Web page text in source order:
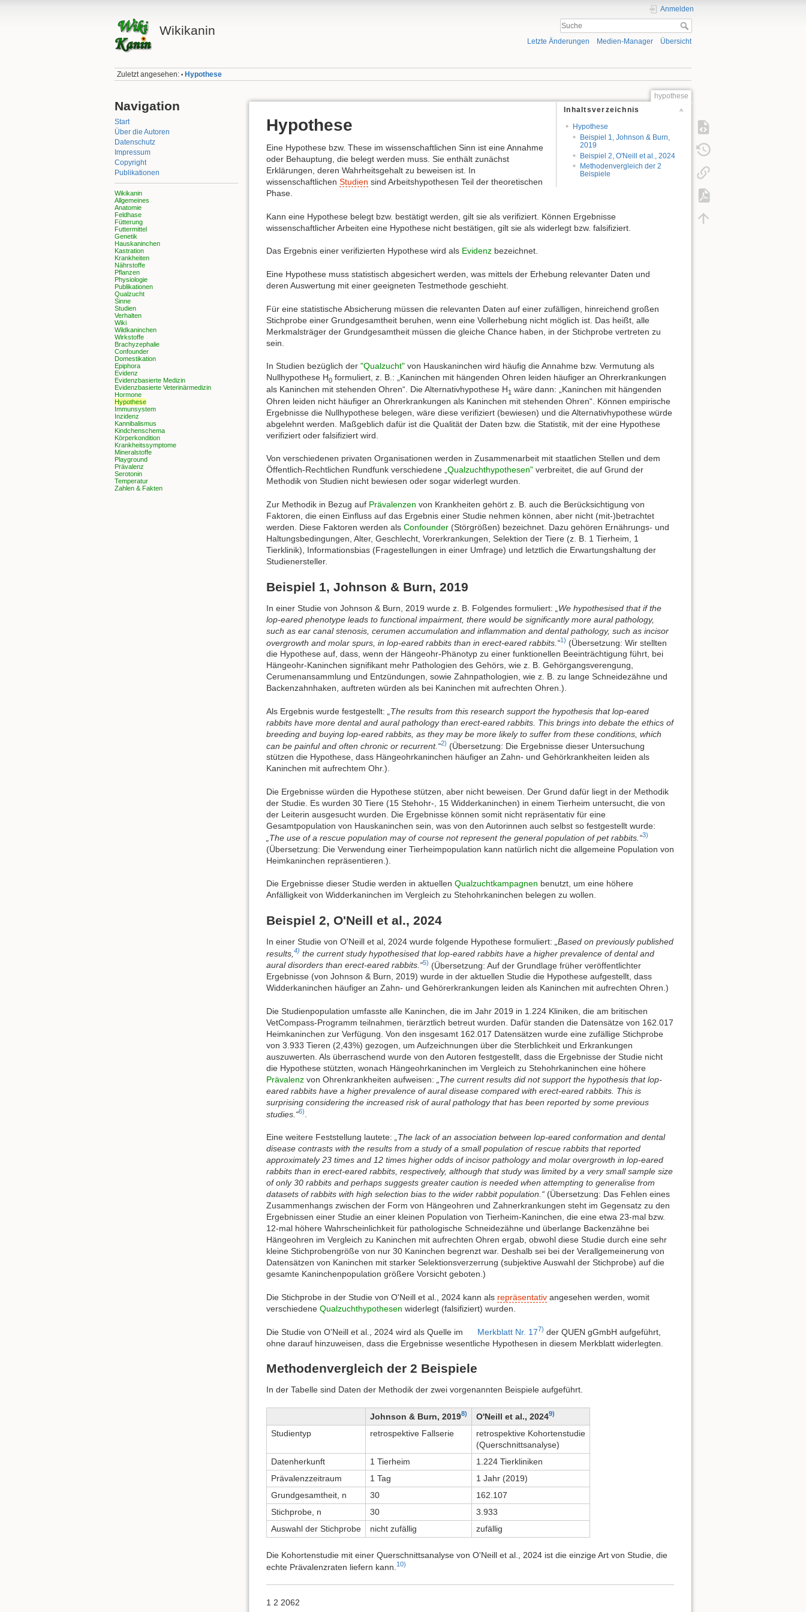
Wikikanin
Anmelden
Letzte Änderungen Medien-Manager Übersicht
Zuletzt angesehen: • Hypothese
Navigation
Start
Über die Autoren
Datenschutz
Impressum
Copyright
Publikationen
Wikikanin
Allgemeines
Anatomie
Feldhase
Fütterung
Futtermittel
Genetik
Hauskaninchen
Kastration
Krankheiten
Nährstoffe
Pflanzen
Physiologie
Publikationen
Qualzucht
Sinne
Studien
Verhalten
Wiki
Wildkaninchen
Wirkstoffe
Brachyzephalie
Confounder
Domestikation
Epiphora
Evidenz
Evidenzbasierte Medizin
Evidenzbasierte Veterinärmedizin
Hormone
Hypothese
Immunsystem
Inzidenz
Kannibalismus
Kindchenschema
Körperkondition
Krankheitssymptome
Mineralstoffe
Playground
Prävalenz
Serotonin
Temperatur
Zahlen & Fakten
hypothese
Inhaltsverzeichnis
Hypothese
Beispiel 1, Johnson & Burn,
2019
Beispiel 2, O'Neill et al., 2024
Methodenvergleich der 2
Beispiele
Hypothese
Eine Hypothese bzw. These im wissenschaftlichen Sinn ist eine Annahme
oder Behauptung, die belegt werden muss. Sie enthält zunächst
Erklärungen, deren Wahrheitsgehalt zu beweisen ist. In
wissenschaftlichen Studien sind Arbeitshypothesen Teil der theoretischen
Phase.
Kann eine Hypothese belegt bzw. bestätigt werden, gilt sie als verifiziert. Können Ergebnisse
wissenschaftlicher Arbeiten eine Hypothese nicht bestätigen, gilt sie als widerlegt bzw. falsifiziert.
Das Ergebnis einer verifizierten Hypothese wird als Evidenz bezeichnet.
Eine Hypothese muss statistisch abgesichert werden, was mittels der Erhebung relevanter Daten und
deren Auswertung mit einer geeigneten Testmethode geschieht.
Für eine statistische Absicherung müssen die relevanten Daten auf einer zufälligen, hinreichend großen
Stichprobe einer Grundgesamtheit beruhen, wenn eine Vollerhebung nicht möglich ist. Das heißt, alle
Merkmalsträger der Grundgesamtheit müssen die gleiche Chance haben, in der Stichprobe vertreten zu
sein.
In Studien bezüglich der "Qualzucht" von Hauskaninchen wird häufig die Annahme bzw. Vermutung als
Nullhypothese H0 formuliert, z. B.: „Kaninchen mit hängenden Ohren leiden häufiger an Ohrerkrankungen
als Kaninchen mit stehenden Ohren“. Die Alternativhypothese H1 wäre dann: „Kaninchen mit hängenden
Ohren leiden nicht häufiger an Ohrerkrankungen als Kaninchen mit stehenden Ohren“. Können empirische
Ergebnisse die Nullhypothese belegen, wäre diese verifiziert (bewiesen) und die Alternativhypothese würde
abgelehnt werden. Maßgeblich dafür ist die Qualität der Daten bzw. die Statistik, mit der eine Hypothese
verifiziert oder falsifiziert wird.
Von verschiedenen privaten Organisationen werden in Zusammenarbeit mit staatlichen Stellen und dem
Öffentlich-Rechtlichen Rundfunk verschiedene „Qualzuchthypothesen" verbreitet, die auf Grund der
Methodik von Studien nicht bewiesen oder sogar widerlegt wurden.
Zur Methodik in Bezug auf Prävalenzen von Krankheiten gehört z. B. auch die Berücksichtigung von
Faktoren, die einen Einfluss auf das Ergebnis einer Studie nehmen können, aber nicht (mit-)betrachtet
werden. Diese Faktoren werden als Confounder (Störgrößen) bezeichnet. Dazu gehören Ernährungs- und
Haltungsbedingungen, Alter, Geschlecht, Vorerkrankungen, Selektion der Tiere (z. B. 1 Tierheim, 1
Tierklinik), Informationsbias (Fragestellungen in einer Umfrage) und letztlich die Erwartungshaltung der
Studienersteller.
Beispiel 1, Johnson & Burn, 2019
In einer Studie von Johnson & Burn, 2019 wurde z. B. Folgendes formuliert:
„We hypothesised that if the
lop-eared phenotype leads to functional impairment, there would be significantly more aural pathology,
such as ear canal stenosis, cerumen accumulation and inflammation and dental pathology, such as incisor
overgrowth and molar spurs, in lop-eared rabbits than in erect-eared rabbits.“1) (Übersetzung: Wir stellten
die Hypothese auf, dass, wenn der Hängeohr-Phänotyp zu einer funktionellen Beeinträchtigung führt, bei
Hängeohr-Kaninchen signifikant mehr Pathologien des Gehörs, wie z. B. Gehörgangsverengung,
Cerumenansammlung und Entzündungen, sowie Zahnpathologien, wie z. B. zu lange Schneidezähne und
Backenzahnhaken, auftreten würden als bei Kaninchen mit aufrechten Ohren.).
Als Ergebnis wurde festgestellt:
„The results from this research support the hypothesis that lop-eared
rabbits have more dental and aural pathology than erect-eared rabbits. This brings into debate the ethics of
breeding and buying lop-eared rabbits, as they may be more likely to suffer from these conditions, which
can be painful and often chronic or recurrent.“2) (Übersetzung: Die Ergebnisse dieser Untersuchung
stützen die Hypothese, dass Hängeohrkaninchen häufiger an Zahn- und Gehörkrankheiten leiden als
Kaninchen mit aufrechtem Ohr.).
Die Ergebnisse würden die Hypothese stützen, aber nicht beweisen. Der Grund dafür liegt in der Methodik
der Studie. Es wurden 30 Tiere (15 Stehohr-, 15 Widderkaninchen) in einem Tierheim untersucht, die von
der Leiterin ausgesucht wurden. Die Ergebnisse können somit nicht repräsentativ für eine
Gesamtpopulation von Hauskaninchen sein, was von den Autorinnen auch selbst so festgestellt wurde:
„The use of a rescue population may of course not represent the general population of pet rabbits.“3)
(Übersetzung: Die Verwendung einer Tierheimpopulation kann natürlich nicht die allgemeine Population von
Heimkaninchen repräsentieren.).
Die Ergebnisse dieser Studie werden in aktuellen Qualzuchtkampagnen benutzt, um eine höhere
Anfälligkeit von Widderkaninchen im Vergleich zu Stehohrkaninchen belegen zu wollen.
Beispiel 2, O'Neill et al., 2024
In einer Studie von O'Neill et al, 2024 wurde folgende Hypothese formuliert:
„Based on previously published
results, 4) the current study hypothesised that lop-eared rabbits have a higher prevalence of dental and
aural disorders than erect-eared rabbits.“5) (Übersetzung: Auf der Grundlage früher veröffentlichter
Ergebnisse (von Johnson & Burn, 2019) wurde in der aktuellen Studie die Hypothese aufgestellt, dass
Widderkaninchen häufiger an Zahn- und Gehörerkrankungen leiden als Kaninchen mit aufrechten Ohren.)
Die Studienpopulation umfasste alle Kaninchen, die im Jahr 2019 in 1.224 Kliniken, die am britischen
VetCompass-Programm teilnahmen, tierärztlich betreut wurden. Dafür standen die Datensätze von 162.017
Heimkaninchen zur Verfügung. Von den insgesamt 162.017 Datensätzen wurde eine zufällige Stichprobe
von 3.933 Tieren (2,43%) gezogen, um Aufzeichnungen über die Sterblichkeit und Erkrankungen
auszuwerten. Als überraschend wurde von den Autoren festgestellt, dass die Ergebnisse der Studie nicht
die Hypothese stützten, wonach Hängeohrkaninchen im Vergleich zu Stehohrkaninchen eine höhere
Prävalenz von Ohrenkrankheiten aufweisen:
„The current results did not support the hypothesis that lop-
eared rabbits have a higher prevalence of aural disease compared with erect-eared rabbits. This is
surprising considering the increased risk of aural pathology that has been reported by some previous
studies.“6)
Eine weitere Feststellung lautete:
„The lack of an association between lop-eared conformation and dental
disease contrasts with the results from a study of a small population of rescue rabbits that reported
approximately 23 times and 12 times higher odds of incisor pathology and molar overgrowth in lop-eared
rabbits than in erect-eared rabbits, respectively, although that study was limited by a very small sample size
of only 30 rabbits and perhaps suggests greater caution is needed when attempting to generalise from
datasets of rabbits with high selection bias to the wider rabbit population.“ (Übersetzung: Das Fehlen eines
Zusammenhangs zwischen der Form von Hängeohren und Zahnerkrankungen steht im Gegensatz zu den
Ergebnissen einer Studie an einer kleinen Population von Tierheim-Kaninchen, die eine etwa 23-mal bzw.
12-mal höhere Wahrscheinlichkeit für pathologische Schneidezähne und überlange Backenzähne bei
Hängeohren im Vergleich zu Kaninchen mit aufrechten Ohren ergab, obwohl diese Studie durch eine sehr
kleine Stichprobengröße von nur 30 Kaninchen begrenzt war. Deshalb sei bei der Verallgemeinerung von
Datensätzen von Kaninchen mit starker Selektionsverzerrung (subjektive Auswahl der Stichprobe) auf die
gesamte Kaninchenpopulation größere Vorsicht geboten.)
Die Stichprobe in der Studie von O'Neill et al., 2024 kann als repräsentativ angesehen werden, womit
verschiedene Qualzuchthypothesen widerlegt (falsifiziert) wurden.
Die Studie von O'Neill et al., 2024 wird als Quelle im Merkblatt Nr. 177) der QUEN gGmbH aufgeführt,
ohne darauf hinzuweisen, dass die Ergebnisse wesentliche Hypothesen in diesem Merkblatt widerlegten.
Methodenvergleich der 2 Beispiele
In der Tabelle sind Daten der Methodik der zwei vorgenannten Beispiele aufgeführt.
Johnson & Burn, 20198) O'Neill et al., 20249)
Studientyp retrospektive Fallserie
retrospektive Kohortenstudie
(Querschnittsanalyse)
Datenherkunft
1 Tierheim
1.224 Tierkliniken
Prävalenzzeitraum
1 Tag
1 Jahr (2019)
Grundgesamtheit, n
30
162.107
Stichprobe, n
30
3.933
Auswahl der Stichprobe
nicht zufällig zufällig
Die Kohortenstudie mit einer Querschnittsanalyse von O'Neill et al., 2024 ist die einzige Art von Studie, die
echte Prävalenzraten liefern kann. 10)
1 2 2062